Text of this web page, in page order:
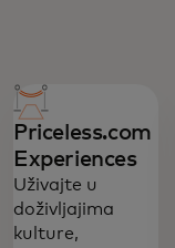
Priceless.com
Experiences
Uživajte u
doživljajima
kulture,